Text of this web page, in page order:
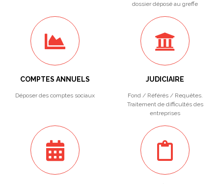
dossier déposé au greffe
COMPTES ANNUELS
Déposer des comptes sociaux
JUDICIAIRE
Fond / Référés / Requêtes.
Traitement de difficultés des
entreprises